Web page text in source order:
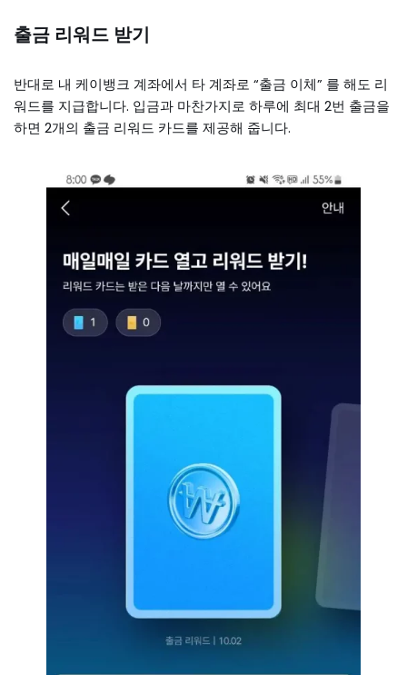
출금 리워드 받기
반대로 내 케이뱅크 계좌에서 타 계좌로 “출금 이체” 를 해도 리
워드를 지급합니다. 입금과 마찬가지로 하루에 최대 2번 출금을
하면 2개의 출금 리워드 카드를 제공해 줍니다.